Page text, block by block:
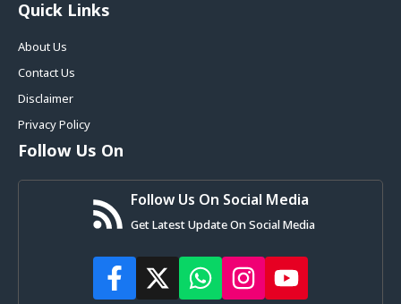
Quick Links
About Us
Contact Us
Disclaimer
Privacy Policy
Follow Us On
Follow Us On Social Media
Get Latest Update On Social Media